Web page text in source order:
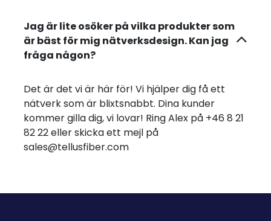
Jag är lite osöker på vilka produkter som
är bäst för mig nätverksdesign. Kan jag
fråga någon?
Det är det vi är här för! Vi hjälper dig få ett
nätverk som är blixtsnabbt. Dina kunder
kommer gilla dig, vi lovar! Ring Alex på +46 8 21
82 22 eller skicka ett mejl på
sales@tellusfiber.com